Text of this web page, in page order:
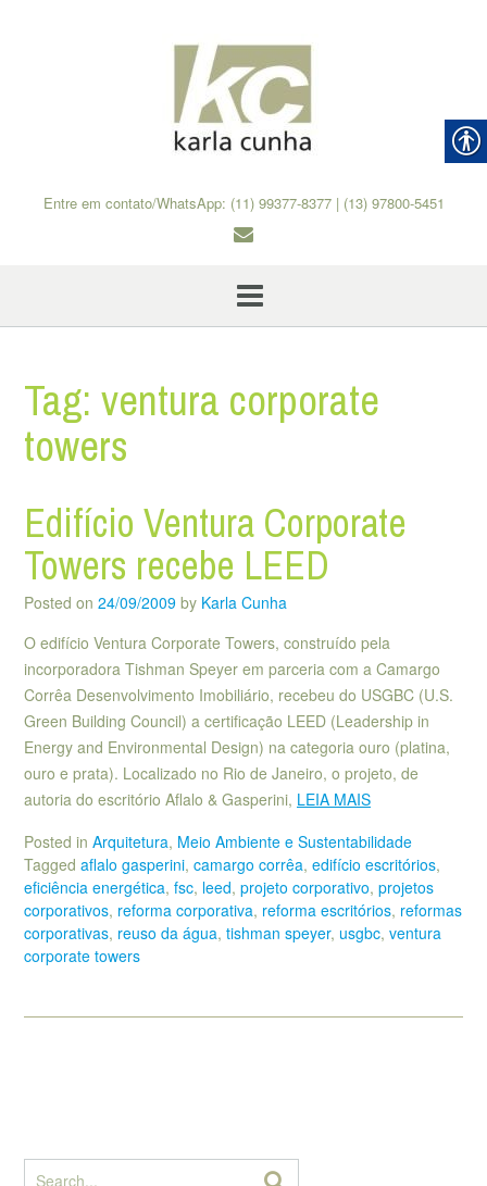
Entre em contato/WhatsApp: (11) 99377-8377 | (13) 97800-5451
Tag: ventura corporate
towers
Edifício Ventura Corporate
Towers recebe LEED
Posted on 24/09/2009 by Karla Cunha
O edifício Ventura Corporate Towers, construído pela
incorporadora Tishman Speyer em parceria com a Camargo
Corrêa Desenvolvimento Imobiliário, recebeu do USGBC (U.S.
Green Building Council) a certificação LEED (Leadership in
Energy and Environmental Design) na categoria ouro (platina,
ouro e prata). Localizado no Rio de Janeiro, o projeto, de
autoria do escritório Aflalo & Gasperini, LEIA MAIS
Posted in Arquitetura, Meio Ambiente e Sustentabilidade
Tagged aflalo gasperini, camargo corrêa, edifício escritórios,
eficiência energética, fsc, leed, projeto corporativo, projetos
corporativos, reforma corporativa, reforma escritórios, reformas
corporativas, reuso da água, tishman speyer, usgbc, ventura
corporate towers